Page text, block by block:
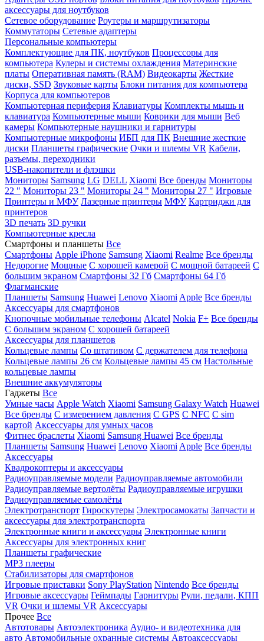
аксессуары для ноутбуков
Сетевое оборудование Роутеры и маршрутизаторы
Коммутаторы Сетевые адаптеры
Персональные компьютеры
Комплектующие для ПК, ноутбуков Процессоры для
компьютера Кулеры и системы охлаждения Материнские
платы Оперативная память (RAM) Видеокарты Жесткие
диски, SSD Звуковые карты Блоки питания для компьютера
Корпуса для компьютеров
Компьютерная периферия Клавиатуры Комплекты мышь и
клавиатура Компьютерные мыши Коврики для мыши Веб
камеры Компьютерные наушники и гарнитуры
Компьютерные микрофоны ИБП для ПК Внешние жесткие
диски Планшеты графические Очки и шлемы VR Кабели,
разъемы, переходники
USB-накопители и флэшки
Мониторы Samsung LG DELL Xiaomi Все бренды Мониторы
22 " Мониторы 23 " Мониторы 24 " Мониторы 27 " Игровые
Принтеры и МФУ Лазерные принтеры МФУ Картриджи для
принтеров
3D печать 3D ручки
Компьютерные кресла
Смартфоны и планшеты Все
Смартфоны Apple iPhone Samsung Xiaomi Realme Все бренды
Недорогие Мощные С хорошей камерой С мощной батареей С
большим экраном Смартфоны 32 Гб Смартфоны 64 Гб
Флагманские
Планшеты Samsung Huawei Lenovo Xiaomi Apple Все бренды
Аксессуары для смартфонов
Кнопочные мобильные телефоны Alcatel Nokia F+ Все бренды
С большим экраном С хорошей батареей
Аксессуары для планшетов
Кольцевые лампы Со штативом C держателем для телефона
Кольцевые лампы 26 см Кольцевые лампы 45 см Настольные
кольцевые лампы
Внешние аккумуляторы
Гаджеты Все
Умные часы Apple Watch Xiaomi Samsung Galaxy Watch Huawei
Все бренды C измерением давления C GPS C NFC C sim
картой Аксессуары для умных часов
Фитнес браслеты Xiaomi Samsung Huawei Все бренды
Планшеты Samsung Huawei Lenovo Xiaomi Apple Все бренды
Аксессуары
Квадрокоптеры и аксессуары
Радиоуправляемые модели Радиоуправляемые автомобили
Радиоуправляемые вертолёты Радиоуправляемые игрушки
Радиоуправляемые самолёты
Электротранспорт Гироскутеры Электросамокаты Запчасти и
аксессуары для электротранспорта
Электронные книги и аксессуары Электронные книги
Аксессуары для электронных книг
Планшеты графические
MP3 плееры
Стабилизаторы для смартфонов
Игровые приставки Sony PlayStation Nintendo Все бренды
Игровые аксессуары Геймпады Гарнитуры Рули, педали, КПП
VR Очки и шлемы VR Аксессуары
Прочее Все
Автотовары Автоэлектроника Аудио- и видеотехника для
авто Автомобильные охранные системы Автоаксессуары